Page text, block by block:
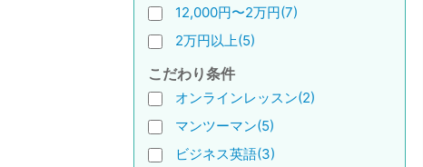
12,000円〜2万円(7)
2万円以上(5)
こだわり条件
オンラインレッスン(2)
マンツーマン(5)
ビジネス英語(3)